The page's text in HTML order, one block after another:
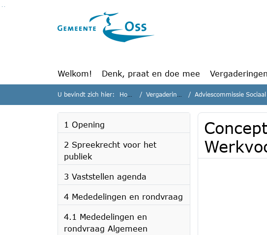
Ga naar de inhoud van deze pagina
Welkom! Denk, praat en doe mee Vergaderingen
U bevindt zich hier: Home Vergaderingen Adviescommissie Sociaal
1 Opening
2 Spreekrecht voor het
publiek
3 Vaststellen agenda
4 Mededelingen en rondvraag
4.1 Mededelingen en
rondvraag Algemeen